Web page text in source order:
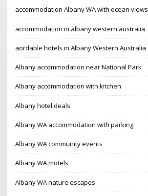
accommodation Albany WA with ocean views
accommodation in albany western australia
affordable hotels in Albany Western Australia
Albany accommodation near National Park
Albany accommodation with kitchen
Albany hotel deals
Albany WA accommodation with parking
Albany WA community events
Albany WA motels
Albany WA nature escapes